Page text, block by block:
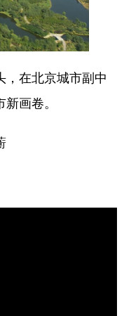
南 重庆
南 西藏
江
語 한국어
在北京城市副中
画卷。